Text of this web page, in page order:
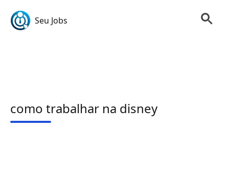
Seu Jobs
como trabalhar na disney